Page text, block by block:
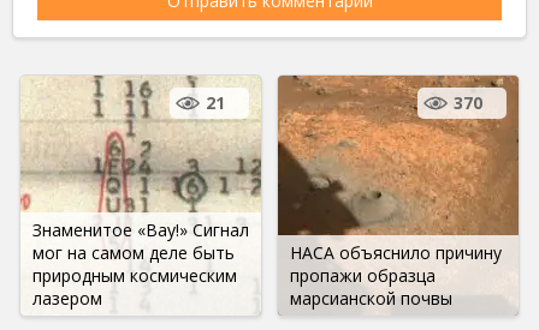
Знаменитое «Вау!» Сигнал
мог на самом деле быть
природным космическим
лазером
21
НАСА объяснило причину
пропажи образца
марсианской почвы
370